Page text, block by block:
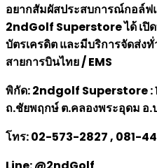
อยากสัมผัสประสบการณ์กอล์ฟ
2ndGolf Superstore ได้ เปิ
บัตรเครดิต และมีบริการจัดส่ง
สายการบินไทย / EMS
พิกัด: 2ndgolf Superstore :
ถ.ชัยพฤกษ์ ต.คลองพระอุดม อ.
โทร: 02-573-2827 , 081-